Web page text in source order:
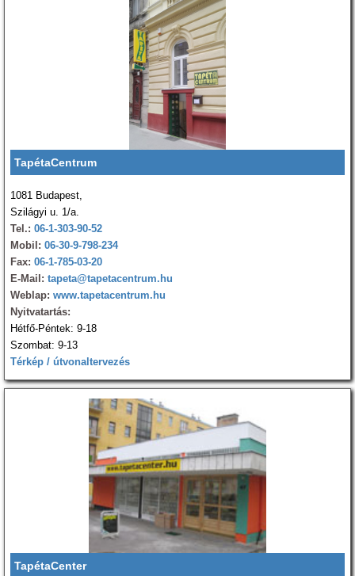
TapétaCentrum
1081 Budapest,
Szilágyi u. 1/a.
Tel.: 06-1-303-90-52
Mobil: 06-30-9-798-234
Fax: 06-1-785-03-20
E-Mail: tapeta@tapetacentrum.hu
Weblap: www.tapetacentrum.hu
Nyitvatartás:
Hétfő-Péntek: 9-18
Szombat: 9-13
Térkép / útvonaltervezés
TapétaCenter